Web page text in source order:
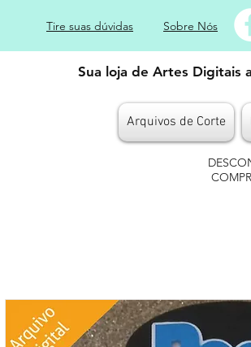
Tire suas dúvidas Sobre Nós
Sua loja de Artes Digitais
Arquivos de Corte